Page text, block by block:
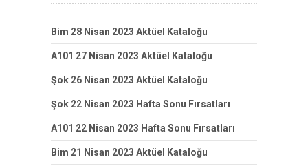
Bim 28 Nisan 2023 Aktüel Kataloğu
A101 27 Nisan 2023 Aktüel Kataloğu
Şok 26 Nisan 2023 Aktüel Kataloğu
Şok 22 Nisan 2023 Hafta Sonu Fırsatları
A101 22 Nisan 2023 Hafta Sonu Fırsatları
Bim 21 Nisan 2023 Aktüel Kataloğu